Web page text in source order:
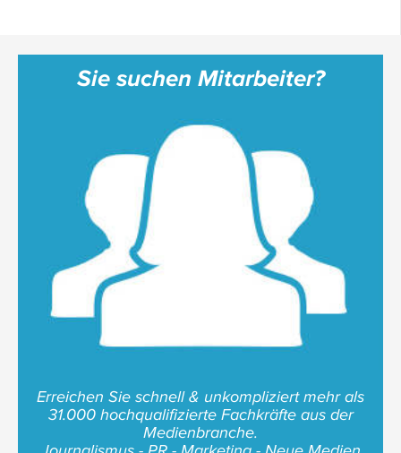
Sie suchen Mitarbeiter?
Erreichen Sie schnell & unkompliziert mehr als
31.000 hochqualifizierte Fachkräfte aus der
Medienbranche.